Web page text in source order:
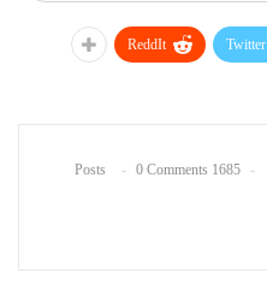
Twitter
ReddIt
1685 Posts
0 Comments